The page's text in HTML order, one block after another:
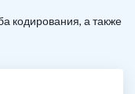
кодирования, а также